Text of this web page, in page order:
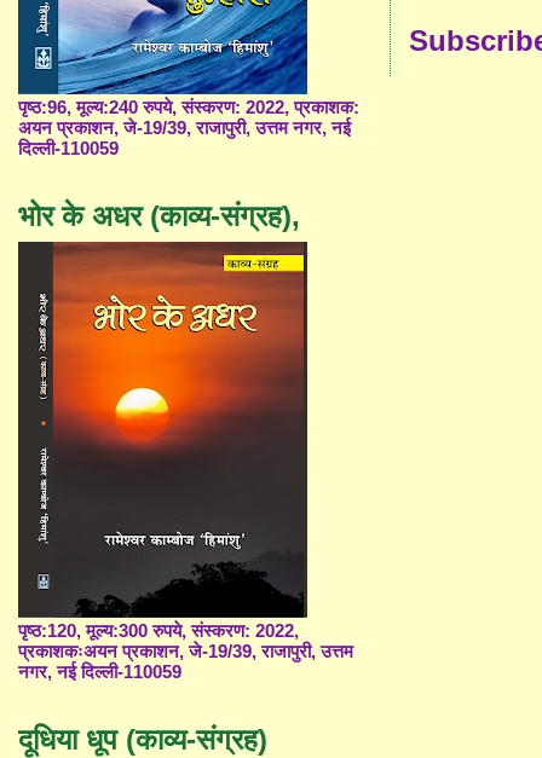
पृष्ठ:96, मूल्य:240 रुपये, संस्करण: 2022, प्रकाशक:
अयन प्रकाशन, जे-19/39, राजापुरी, उत्तम नगर, नई
दिल्ली-110059
भोर के अधर (काव्य-संग्रह),
पृष्ठ:120, मूल्य:300 रुपये, संस्करण: 2022,
प्रकाशकःअयन प्रकाशन, जे-19/39, राजापुरी, उत्तम
नगर, नई दिल्ली-110059
दूधिया धूप (काव्य-संग्रह)